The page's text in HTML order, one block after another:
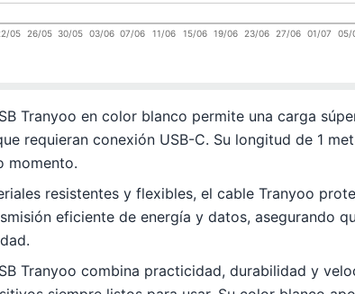
05 26/05 30/05 03/06 07/06 11/06 15/06 19/06 23/06 27/06 01/07 05/
Tranyoo en color blanco permite una carga
requieran conexión USB-C. Su longitud de 1
momento.
resistentes y flexibles, el cable Tranyoo
eficiente de energía y datos, asegurando
Tranyoo combina practicidad, durabilidad y